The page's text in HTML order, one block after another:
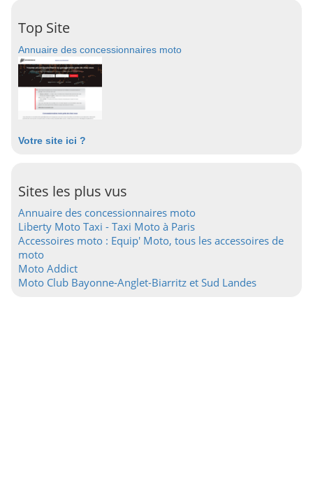
Top Site
Annuaire des concessionnaires moto
Votre site ici ?
Sites les plus vus
Annuaire des concessionnaires moto
Liberty Moto Taxi - Taxi Moto à Paris
Accessoires moto : Equip' Moto, tous les accessoires de
moto
Moto Addict
Moto Club Bayonne-Anglet-Biarritz et Sud Landes